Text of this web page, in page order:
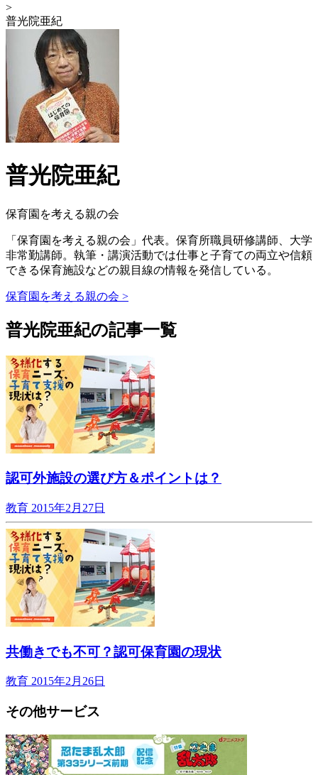
>
普光院亜紀
普光院亜紀
保育園を考える親の会
「保育園を考える親の会」代表。保育所職員研修講師、大学
非常勤講師。執筆・講演活動では仕事と子育ての両立や信頼
できる保育施設などの親目線の情報を発信している。
保育園を考える親の会 >
普光院亜紀の記事一覧
認可外施設の選び方＆ポイントは？
教育 2015年2月27日
共働きでも不可？認可保育園の現状
教育 2015年2月26日
その他サービス